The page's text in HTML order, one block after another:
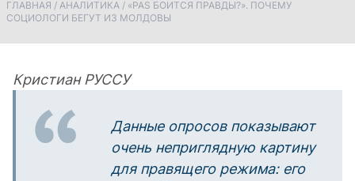
ГЛАВНАЯ / АНАЛИТИКА / «PAS БОИТСЯ ПРАВДЫ?». ПОЧЕМУ
СОЦИОЛОГИ БЕГУТ ИЗ МОЛДОВЫ
Кристиан РУССУ
Данные опросов показывают
очень неприглядную картину
для правящего режима: его